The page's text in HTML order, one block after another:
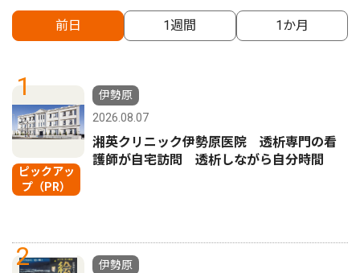
前日 1週間 1か月
1
ピックアッ
プ（PR）
伊勢原
2026.08.07
湘英クリニック伊勢原医院 透析専門の看
護師が自宅訪問 透析しながら自分時間
2
伊勢原